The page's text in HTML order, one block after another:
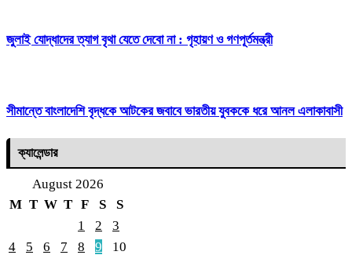
জুলাই যোদ্ধাদের ত্যাগ বৃথা যেতে দেবো না : গৃহায়ণ ও গণপূর্তমন্ত্রী
সীমান্তে বাংলাদেশি বৃদ্ধকে আটকের জবাবে ভারতীয় যুবককে ধরে আনল এলাকাবাসী
ক্যালেন্ডার
August 2026
M T W T F S
S
1
2
3
4
5 6 7 8 9
10